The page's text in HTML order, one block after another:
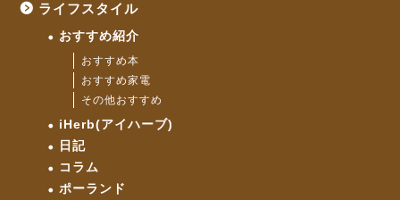
ライフスタイル
おすすめ紹介
おすすめ本
おすすめ家電
その他おすすめ
iHerb(アイハーブ)
日記
コラム
ポーランド